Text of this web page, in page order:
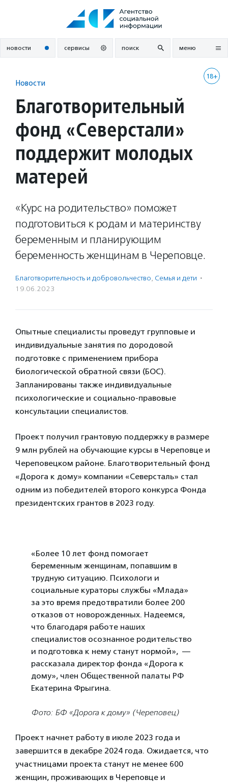
новости сервисы поиск меню
18+
Новости
Благотворительный
фонд «Северстали»
поддержит молодых
матерей
«Курс на родительство» поможет
подготовиться к родам и материнству
беременным и планирующим
беременность женщинам в Череповце.
Благотвори­тель­ность и доброволь­чест­во, Семья и дети ·
19.06.2023
Опытные специалисты проведут групповые и
индивидуальные занятия по дородовой
подготовке с применением прибора
биологической обратной связи (БОС).
Запланированы также индивидуальные
психологические и социально-правовые
консультации специалистов.
Проект получил грантовую поддержку в размере
9 млн рублей на обучающие курсы в Череповце и
Череповецком районе. Благотворительный фонд
«Дорога к дому» компании «Северсталь» стал
одним из победителей второго конкурса Фонда
президентских грантов в 2023 году.
«Более 10 лет фонд помогает
беременным женщинам, попавшим в
трудную ситуацию. Психологи и
социальные кураторы службы «Млада»
за это время предотвратили более 200
отказов от новорожденных. Надеемся,
что благодаря работе наших
специалистов осознанное родительство
и подготовка к нему станут нормой», —
рассказала директор фонда «Дорога к
дому», член Общественной палаты РФ
Екатерина Фрыгина.
Фото: БФ «Дорога к дому» (Череповец)
Проект начнет работу в июле 2023 года и
завершится в декабре 2024 года. Ожидается, что
участницами проекта станут не менее 600
женщин, проживающих в Череповце и